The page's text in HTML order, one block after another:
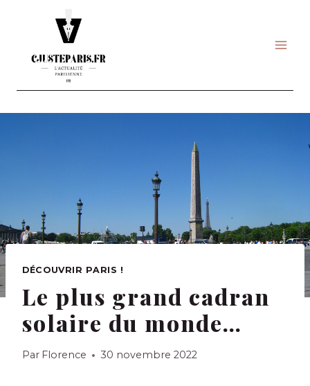
DÉCOUVRIR PARIS !
Le plus grand cadran
solaire du monde…
Par Florence 30 novembre 2022